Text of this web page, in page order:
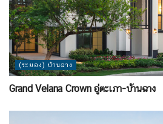
(ระยอง) บ้านฉาง
Grand Velana Crown อู่ตะเภา-บ้านฉาง